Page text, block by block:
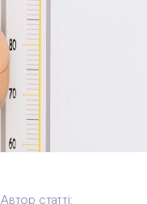
Автор статті: